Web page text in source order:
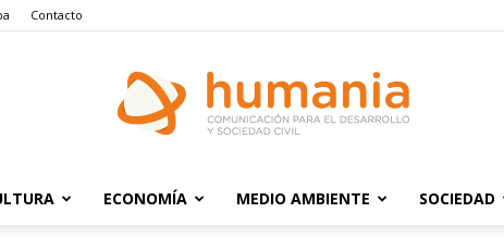
Contacto
ECONOMÍA MEDIO AMBIENTE SOCIEDAD